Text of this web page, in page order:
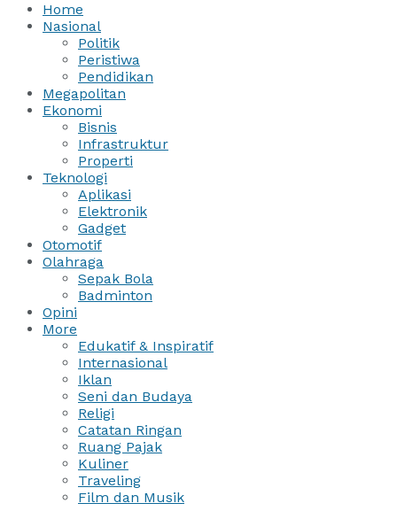
Home
Nasional
Politik
Peristiwa
Pendidikan
Megapolitan
Ekonomi
Bisnis
Infrastruktur
Properti
Teknologi
Aplikasi
Elektronik
Gadget
Otomotif
Olahraga
Sepak Bola
Badminton
Opini
More
Edukatif & Inspiratif
Internasional
Iklan
Seni dan Budaya
Religi
Catatan Ringan
Ruang Pajak
Kuliner
Traveling
Film dan Musik